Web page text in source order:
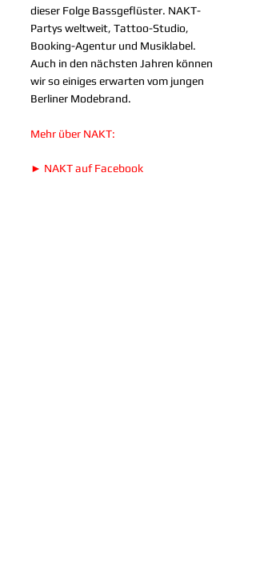
dieser Folge Bassgeflüster. NAKT-
Partys weltweit, Tattoo-Studio,
Booking-Agentur und Musiklabel.
Auch in den nächsten Jahren können
wir so einiges erwarten vom jungen
Berliner Modebrand.
Mehr über NAKT:
► NAKT auf Facebook